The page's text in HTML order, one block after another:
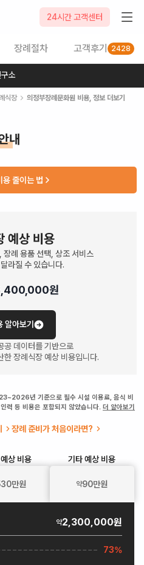
24시간 고객센터
장례절차 고객후기 2428
소
식장 의정부장례문화원 비용, 정보 더보기
내
용 줄이는 법
예상 비용
례 용품 선택, 상조 서비스
라질 수 있습니다.
원
알아보기
공 데이터를 기반으로
한 장례식장 예상 비용입니다.
년 기준으로 필수 시설 이용료, 음식 비
력 등 비용은 포함되지 않았습니다. 더 알아보기
장례 준비가 처음이라면?
예상 비용
만원
기타예상 비용
약90만원
약2,300,000원
73%